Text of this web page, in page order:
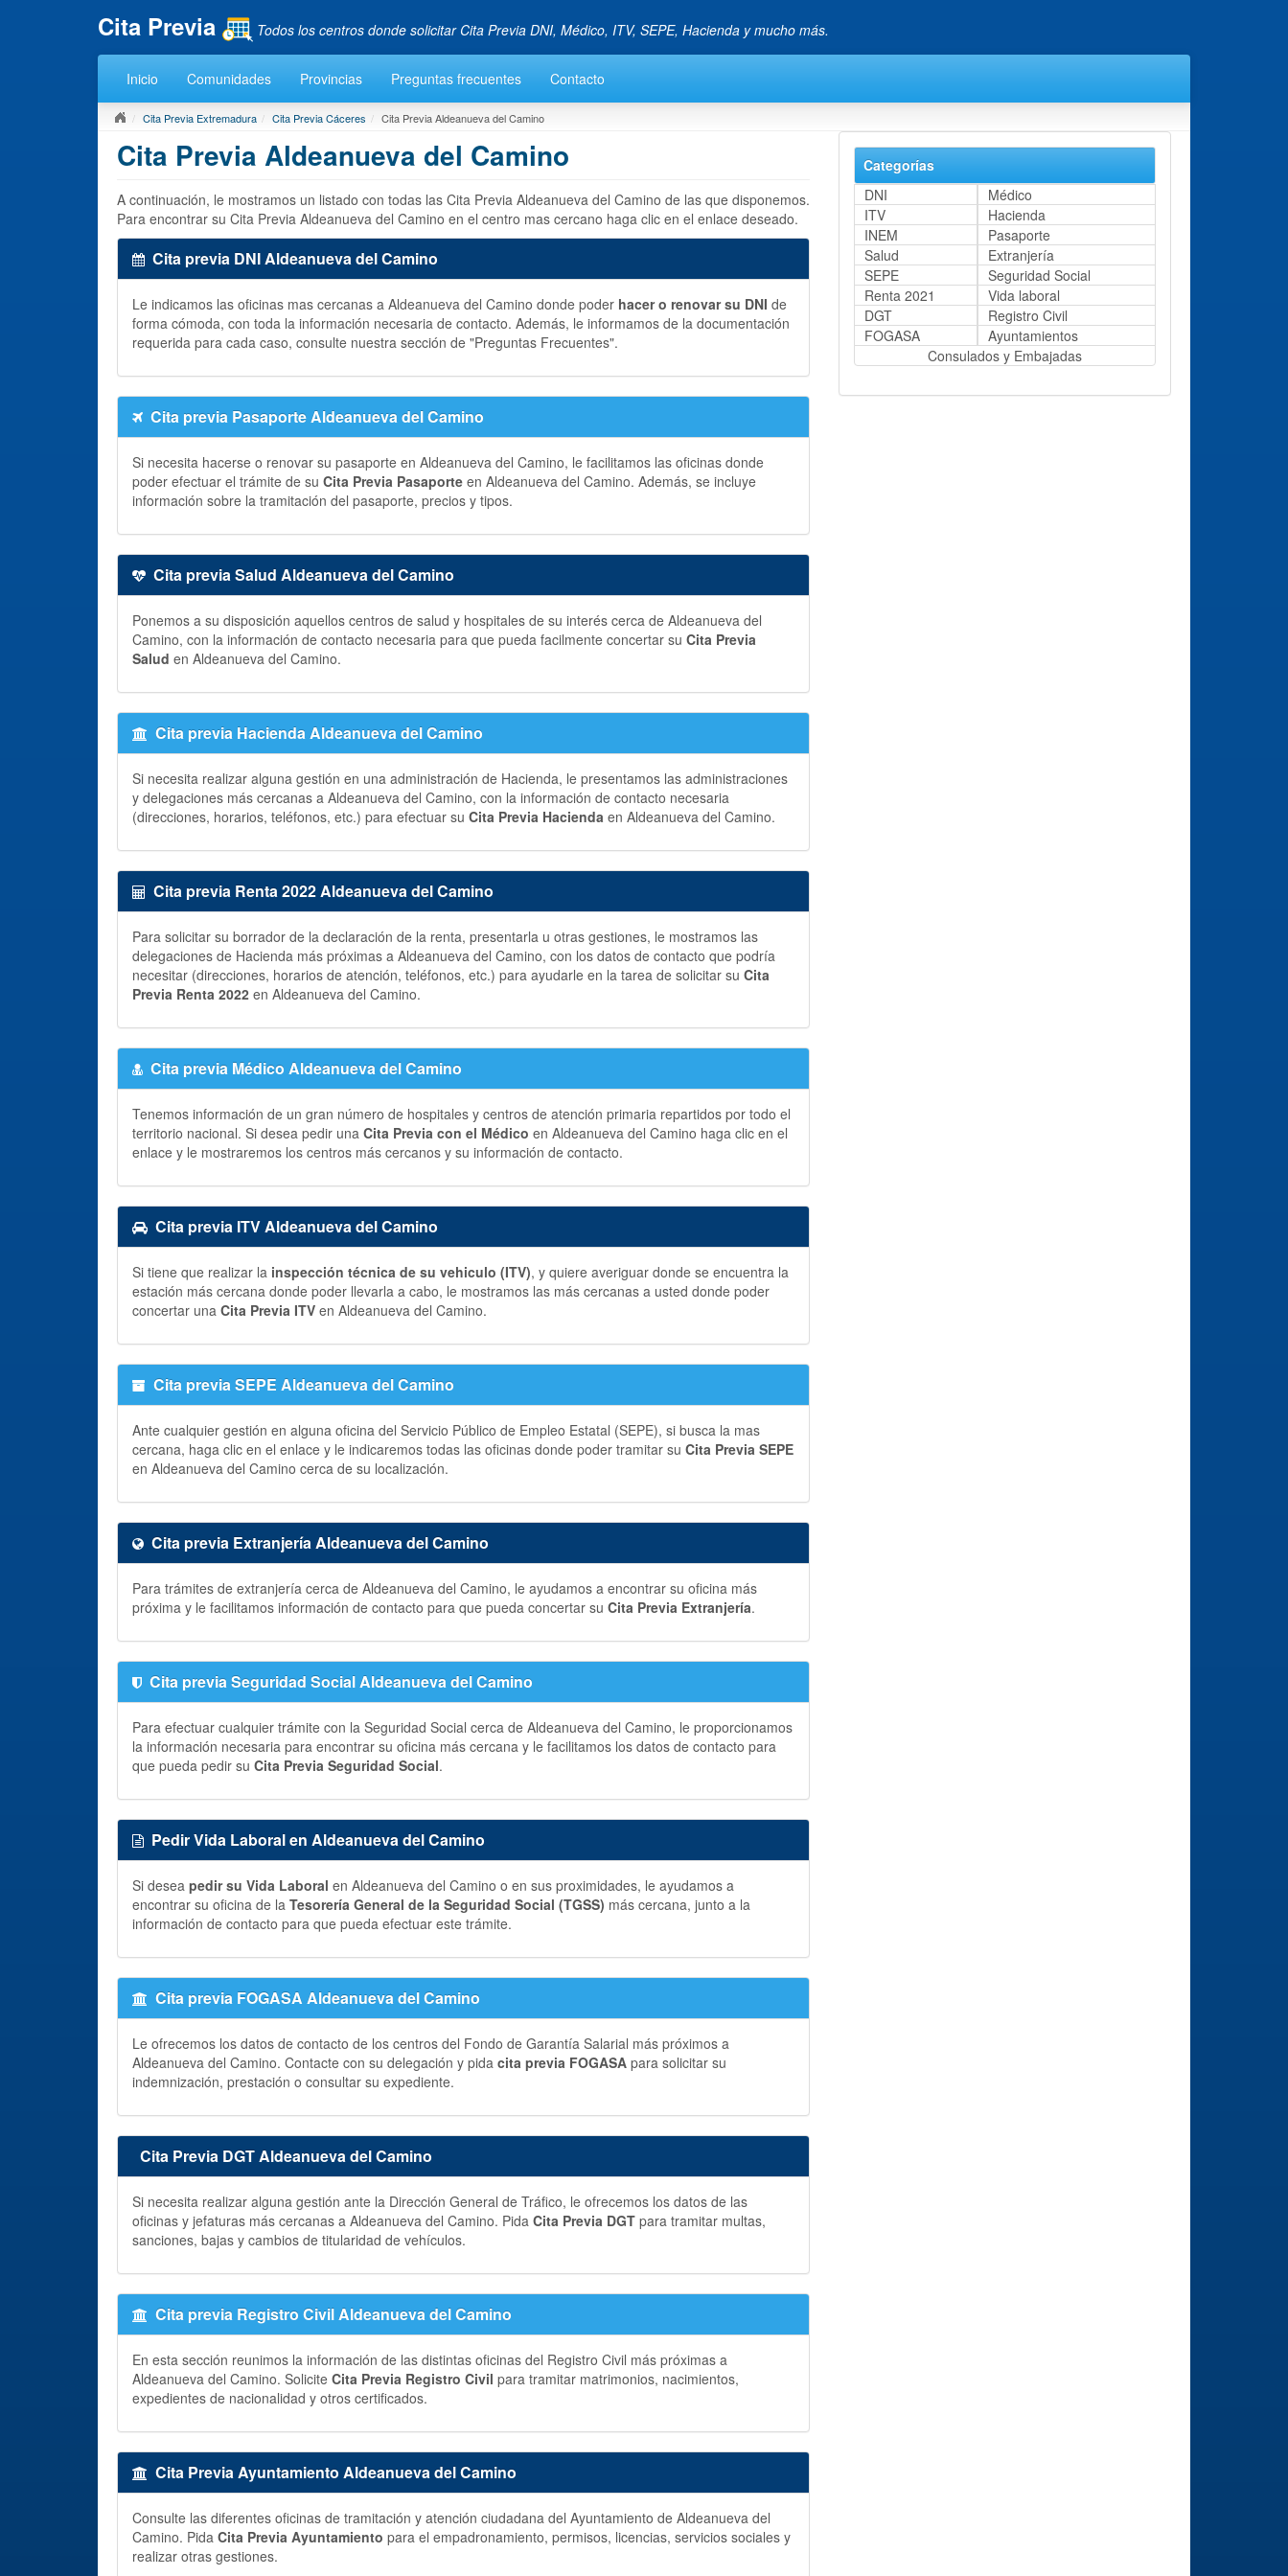
Cita Previa Todos los centros donde solicitar Cita Previa DNI, Médico, ITV, SEPE, Hacienda y mucho más.
Inicio Comunidades Provincias Preguntas frecuentes Contacto
Cita Previa Extremadura Cita Previa Cáceres Cita Previa Aldeanueva del Camino
Cita Previa Aldeanueva del Camino
A continuación, le mostramos un listado con todas las Cita Previa Aldeanueva del Camino de las que disponemos.
Para encontrar su Cita Previa Aldeanueva del Camino en el centro mas cercano haga clic en el enlace deseado.
Cita previa DNI Aldeanueva del Camino
Le indicamos las oficinas mas cercanas a Aldeanueva del Camino donde poder hacer o renovar su DNI de
forma cómoda, con toda la información necesaria de contacto. Además, le informamos de la documentación
requerida para cada caso, consulte nuestra sección de "Preguntas Frecuentes".
Cita previa Pasaporte Aldeanueva del Camino
Si necesita hacerse o renovar su pasaporte en Aldeanueva del Camino, le facilitamos las oficinas donde
poder efectuar el trámite de su Cita Previa Pasaporte en Aldeanueva del Camino. Además, se incluye
información sobre la tramitación del pasaporte, precios y tipos.
Cita previa Salud Aldeanueva del Camino
Ponemos a su disposición aquellos centros de salud y hospitales de su interés cerca de Aldeanueva del
Camino, con la información de contacto necesaria para que pueda facilmente concertar su Cita Previa
Salud en Aldeanueva del Camino.
Cita previa Hacienda Aldeanueva del Camino
Si necesita realizar alguna gestión en una administración de Hacienda, le presentamos las administraciones
y delegaciones más cercanas a Aldeanueva del Camino, con la información de contacto necesaria
(direcciones, horarios, teléfonos, etc.) para efectuar su Cita Previa Hacienda en Aldeanueva del Camino.
Cita previa Renta 2022 Aldeanueva del Camino
Para solicitar su borrador de la declaración de la renta, presentarla u otras gestiones, le mostramos las
delegaciones de Hacienda más próximas a Aldeanueva del Camino, con los datos de contacto que podría
necesitar (direcciones, horarios de atención, teléfonos, etc.) para ayudarle en la tarea de solicitar su Cita
Previa Renta 2022 en Aldeanueva del Camino.
Cita previa Médico Aldeanueva del Camino
Tenemos información de un gran número de hospitales y centros de atención primaria repartidos por todo el
territorio nacional. Si desea pedir una Cita Previa con el Médico en Aldeanueva del Camino haga clic en el
enlace y le mostraremos los centros más cercanos y su información de contacto.
Cita previa ITV Aldeanueva del Camino
Si tiene que realizar la inspección técnica de su vehiculo (ITV), y quiere averiguar donde se encuentra la
estación más cercana donde poder llevarla a cabo, le mostramos las más cercanas a usted donde poder
concertar una Cita Previa ITV en Aldeanueva del Camino.
Cita previa SEPE Aldeanueva del Camino
Ante cualquier gestión en alguna oficina del Servicio Público de Empleo Estatal (SEPE), si busca la mas
cercana, haga clic en el enlace y le indicaremos todas las oficinas donde poder tramitar su Cita Previa SEPE
en Aldeanueva del Camino cerca de su localización.
Cita previa Extranjería Aldeanueva del Camino
Para trámites de extranjería cerca de Aldeanueva del Camino, le ayudamos a encontrar su oficina más
próxima y le facilitamos información de contacto para que pueda concertar su Cita Previa Extranjería.
Cita previa Seguridad Social Aldeanueva del Camino
Para efectuar cualquier trámite con la Seguridad Social cerca de Aldeanueva del Camino, le proporcionamos
la información necesaria para encontrar su oficina más cercana y le facilitamos los datos de contacto para
que pueda pedir su Cita Previa Seguridad Social.
Pedir Vida Laboral en Aldeanueva del Camino
Si desea pedir su Vida Laboral en Aldeanueva del Camino o en sus proximidades, le ayudamos a
encontrar su oficina de la Tesorería General de la Seguridad Social (TGSS) más cercana, junto a la
información de contacto para que pueda efectuar este trámite.
Cita previa FOGASA Aldeanueva del Camino
Le ofrecemos los datos de contacto de los centros del Fondo de Garantía Salarial más próximos a
Aldeanueva del Camino. Contacte con su delegación y pida cita previa FOGASA para solicitar su
indemnización, prestación o consultar su expediente.
Cita Previa DGT Aldeanueva del Camino
Si necesita realizar alguna gestión ante la Dirección General de Tráfico, le ofrecemos los datos de las
oficinas y jefaturas más cercanas a Aldeanueva del Camino. Pida Cita Previa DGT para tramitar multas,
sanciones, bajas y cambios de titularidad de vehículos.
Cita previa Registro Civil Aldeanueva del Camino
En esta sección reunimos la información de las distintas oficinas del Registro Civil más próximas a
Aldeanueva del Camino. Solicite Cita Previa Registro Civil para tramitar matrimonios, nacimientos,
expedientes de nacionalidad y otros certificados.
Cita Previa Ayuntamiento Aldeanueva del Camino
Consulte las diferentes oficinas de tramitación y atención ciudadana del Ayuntamiento de Aldeanueva del
Camino. Pida Cita Previa Ayuntamiento para el empadronamiento, permisos, licencias, servicios sociales y
realizar otras gestiones.
Categorías
DNI
Médico
ITV
Hacienda
INEM
Pasaporte
Salud
Extranjería
SEPE
Seguridad Social
Renta 2021
Vida laboral
DGT
Registro Civil
FOGASA
Ayuntamientos
Consulados y Embajadas